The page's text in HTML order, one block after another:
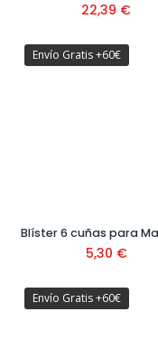
22,39 €
Envío Gratis +60€
5,30 €
Envío Gratis +60€